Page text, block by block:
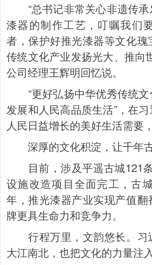
“总书记非常关心非遗传承
漆器的制作工艺，叮嘱我们
者，保护好推光漆器等文化
传统文化产业发扬光大、推向
公司经理王辉明回忆说。
“更好弘扬中华优秀传统文
发展和人民高品质生活”，在
人民日益增长的美好生活需要
深厚的文化积淀，让千年古
目前，涉及平遥古城121
设施改造项目全面完工，古
年，推光漆器产业实现产值
牌更具生命力和竞争力。
行程万里，文韵悠长。习
大江南北，也把文化的力量